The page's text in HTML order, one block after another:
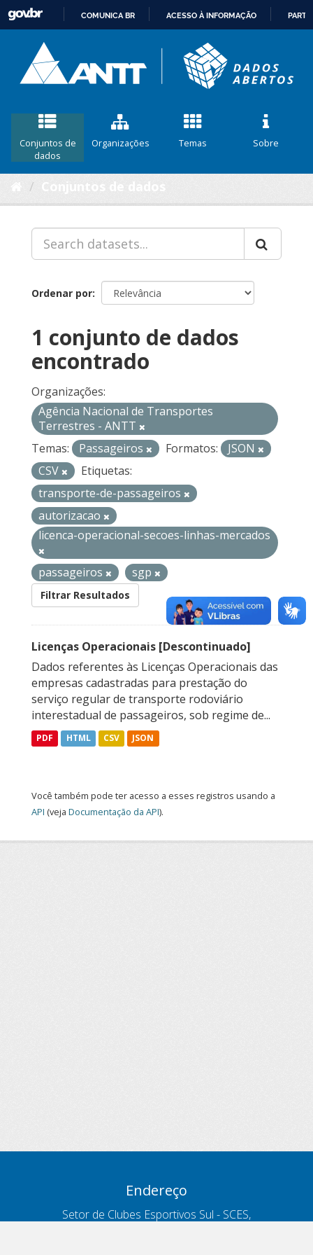
CONTEÚDO
COMUNICA BR ACESSO À INFORMAÇÃO
Conjuntos de
dados
Organizações Temas Sobre
Ordenar por
1 conjunto de dados
encontrado
Organizações:
Agência Nacional de Transportes
Terrestres - ANTT
Temas:
Passageiros Formatos:
JSON
CSV
Etiquetas:
transporte-de-passageiros
autorizacao
licenca-operacional-secoes-linhas-mercados
passageiros sgp
Filtrar Resultados
Licenças Operacionais [Descontinuado]
Dados referentes às Licenças Operacionais das
empresas cadastradas para prestação do
serviço regular de transporte rodoviário
interestadual de passageiros, sob regime de...
PDF HTML CSV JSON
Você também pode ter acesso a esses registros usando a
API (veja Documentação da API).
Endereço
Setor de Clubes Esportivos Sul - SCES,